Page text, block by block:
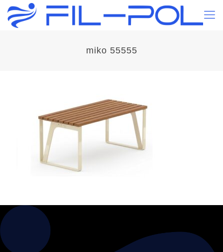
miko 55555